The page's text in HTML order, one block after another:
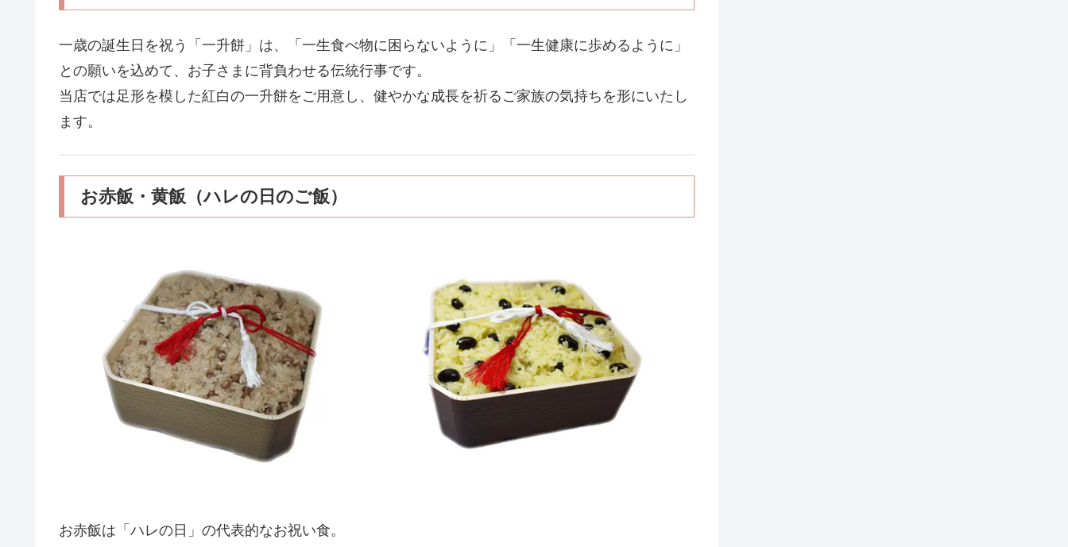
一歳の誕生日を祝う「一升餅」は、「一生食べ物に困らないように」「一生健康に歩めるように」
との願いを込めて、お子さまに背負わせる伝統行事です。
当店では足形を模した紅白の一升餅をご用意し、健やかな成長を祈るご家族の気持ちを形にいたし
ます。
お赤飯・黄飯（ハレの日のご飯）
お赤飯は「ハレの日」の代表的なお祝い食。